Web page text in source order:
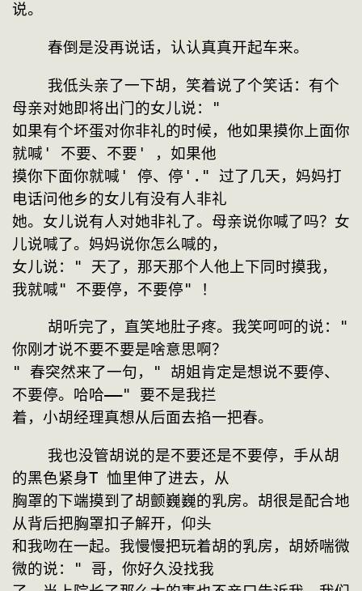
说。
    春倒是没再说话，认认真真开起车来。
母亲对她即将出门的女儿说："
如果有个坏蛋对你非礼的时候，他如果摸你上面你
就喊' 不要、不要' ，如果他
摸你下面你就喊' 停、停'." 过了几天，妈妈打
电话问他乡的女儿有没有人非礼
她。女儿说有人对她非礼了。母亲说你喊了吗？女
儿说喊了。妈妈说你怎么喊的，
女儿说：" 天了，那天那个人他上下同时摸我，
我就喊" 不要停，不要停" ！
你刚才说不要不要是啥意思啊？
" 春突然来了一句，" 胡姐肯定是想说不要停、
不要停。哈哈——" 要不是我拦
着，小胡经理真想从后面去掐一把春。
的黑色紧身T 恤里伸了进去，从
胸罩的下端摸到了胡颤巍巍的乳房。胡很是配合地
从背后把胸罩扣子解开，仰头
和我吻在一起。我慢慢把玩着胡的乳房，胡娇喘微
微的说：" 哥，你好久没找我